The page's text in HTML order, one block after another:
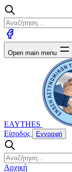
Open main menu
EAYTHES
Είσοδος
Εγγραφή
Αρχική